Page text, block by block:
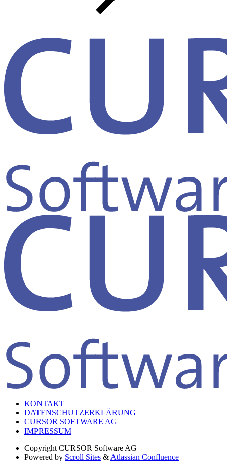
KONTAKT
DATENSCHUTZERKLÄRUNG
CURSOR SOFTWARE AG
IMPRESSUM
Copyright CURSOR Software AG
Powered by Scroll Sites & Atlassian Confluence